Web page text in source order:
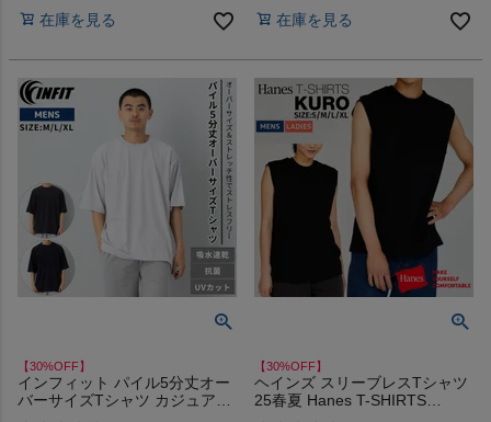
在庫を見る 在庫を見る
【30%OFF】
インフィット パイル5分丈オー
バーサイズTシャツ カジュアル
【30%OFF】
ヘインズ スリーブレスTシャツ
25春夏 Hanes T-SHIRTS